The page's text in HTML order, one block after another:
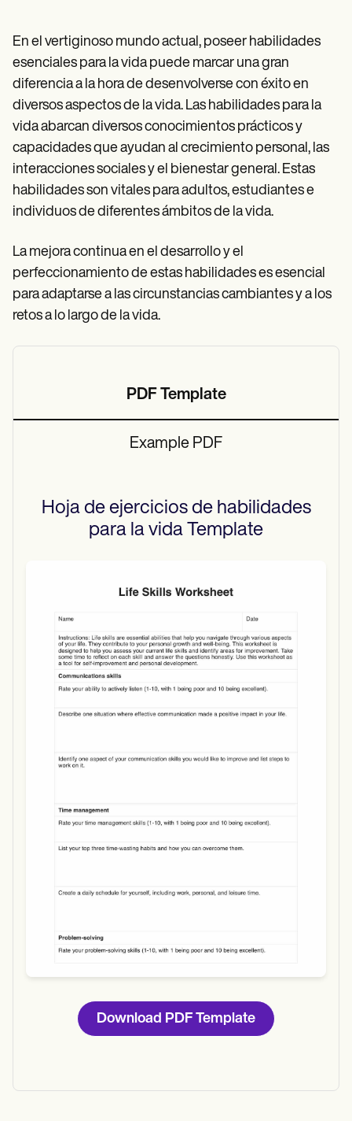
Training Hub
Webinars
Switch to Carepatron
Pricing
Why Carepatron?
Login
Get started
En el vertiginoso mundo actual, poseer habilidades
esenciales para la vida puede marcar una gran
diferencia a la hora de desenvolverse con éxito en
diversos aspectos de la vida. Las habilidades para la
vida abarcan diversos conocimientos prácticos y
capacidades que ayudan al crecimiento personal, las
interacciones sociales y el bienestar general. Estas
habilidades son vitales para adultos, estudiantes e
individuos de diferentes ámbitos de la vida.
La mejora continua en el desarrollo y el
perfeccionamiento de estas habilidades es esencial
para adaptarse a las circunstancias cambiantes y a los
retos a lo largo de la vida.
PDF Template
Example PDF
Hoja de ejercicios de habilidades
para la vida Template
Download PDF Template